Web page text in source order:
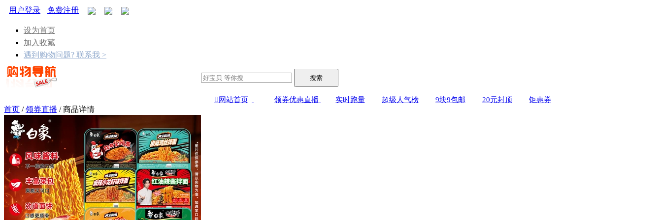
用户登录 免费注册
设为首页
加入收藏
遇到购物问题? 联系我 >
搜索
 网站首页 领券优惠直播 实时跑量 超级人气榜 9块9包邮 20元封顶 钜惠券
首页 /领券直播 /商品详情